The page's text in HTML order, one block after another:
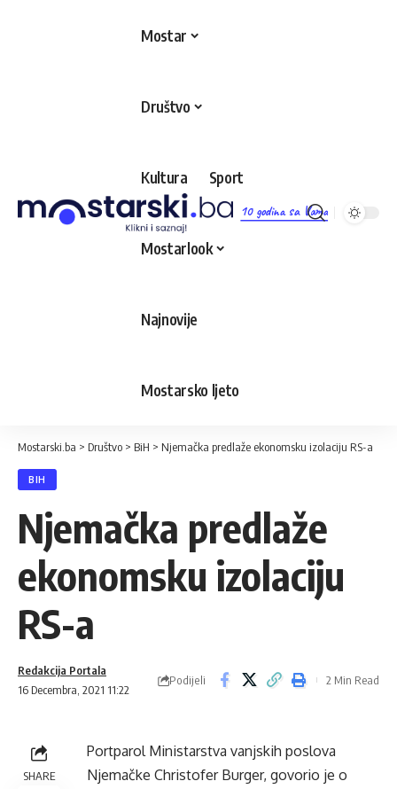
10 godina sa Vama
Mostar
Društvo
Kultura Sport
Mostarlook
Najnovije
Mostarsko ljeto
Mostarski.ba > Društvo > BiH > Njemačka predlaže ekonomsku izolaciju RS-a
BIH
Njemačka predlaže
ekonomsku izolaciju
RS-a
16 Decembra, 2021 11:22
Redakcija Portala
Podijeli 2 Min Read
SHARE
Portparol Ministarstva vanjskih poslova
Njemačke Christofer Burger, govorio je o